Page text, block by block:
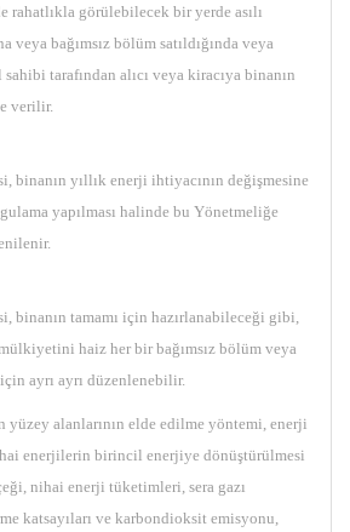
rahatlıkla görülebilecek bir yerde asılı
veya bağımsız bölüm satıldığında veya
tarafından alıcı veya kiracıya binanın
verilir.
binanın yıllık enerji ihtiyacının değişmesine
yapılması halinde bu Yönetmeliğe
binanın tamamı için hazırlanabileceği gibi,
haiz her bir bağımsız bölüm veya
ayrı ayrı düzenlenebilir.
yüzey alanlarının elde edilme yöntemi, enerji
enerjilerin birincil enerjiye dönüştürülmesi
nihai enerji tüketimleri, sera gazı
katsayıları ve karbondioksit emisyonu,